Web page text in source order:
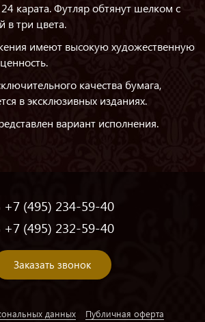
карата. Футляр обтянут шелком с
в три цвета.
имеют высокую художественную
качества бумага,
в эксклюзивных изданиях.
вариант исполнения.
+7 (495) 234-59-40
+7 (495) 232-59-40
Заказать звонок
данных Публичная оферта